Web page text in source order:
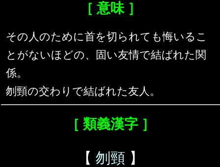
［ 意味 ］
その人のために首を切られても悔いるこ
とがないほどの、固い友情で結ばれた関
係。
刎頸の交わりで結ばれた友人。
［ 類義漢字 ］
【 刎頸 】